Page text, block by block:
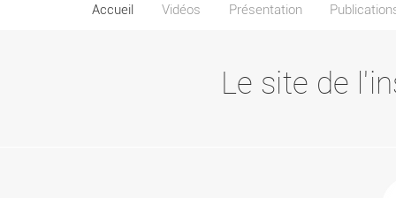
Accueil Vidéos Présentation
Le site de